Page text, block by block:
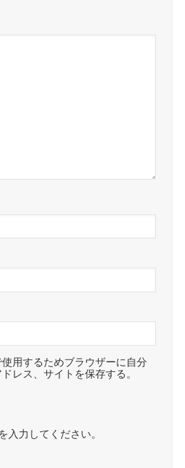
用するためブラウザーに自分
レス、サイトを保存する。
入力してください。